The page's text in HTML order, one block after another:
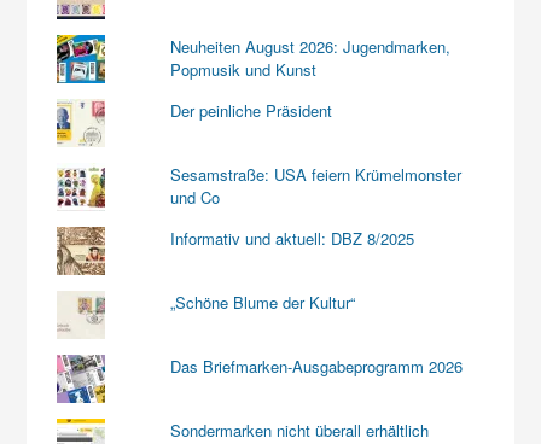
Neuheiten August 2026: Jugendmarken,
Popmusik und Kunst
Der peinliche Präsident
Sesamstraße: USA feiern Krümelmonster
und Co
Informativ und aktuell: DBZ 8/2025
„Schöne Blume der Kultur“
Das Briefmarken-Ausgabeprogramm 2026
Sondermarken nicht überall erhältlich